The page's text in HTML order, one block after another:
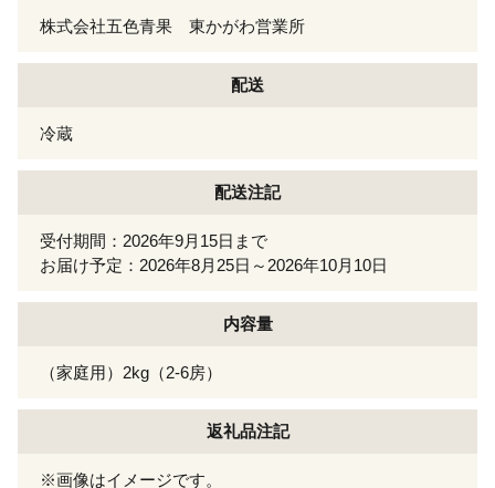
株式会社五色青果 東かがわ営業所
配送
冷蔵
配送注記
受付期間：2026年9月15日まで
お届け予定：2026年8月25日～2026年10月10日
内容量
（家庭用）2kg（2-6房）
返礼品注記
※画像はイメージです。